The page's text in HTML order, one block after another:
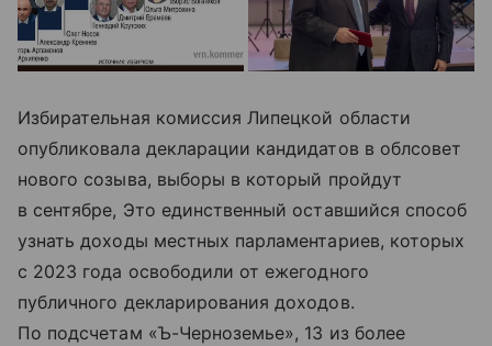
Избирательная комиссия Липецкой области
опубликовала декларации кандидатов в облсовет
нового созыва, выборы в который пройдут
в сентябре, Это единственный оставшийся способ
узнать доходы местных парламентариев, которых
с 2023 года освободили от ежегодного
публичного декларирования доходов.
По подсчетам «Ъ-Черноземье», 13 из более